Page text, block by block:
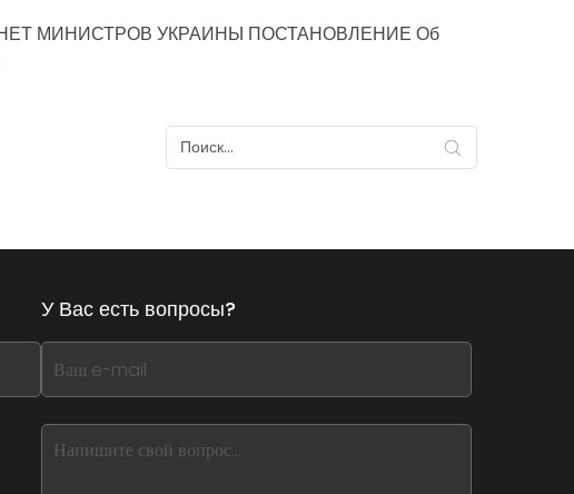
МИНИСТРОВ УКРАИНЫ ПОСТАНОВЛЕНИЕ Об
У Вас есть вопросы?
If
you
this,